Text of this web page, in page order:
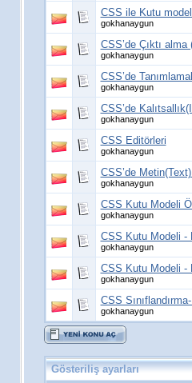
CSS ile Kutu
gokhanaygun
CSS’de Çıktı alma
gokhanaygun
CSS’de
gokhanaygun
CSS’de
gokhanaygun
CSS Editörleri
gokhanaygun
CSS’de
gokhanaygun
CSS Kutu Modeli
gokhanaygun
CSS Kutu Modeli -
gokhanaygun
CSS Kutu Modeli -
gokhanaygun
CSS
gokhanaygun
Gösteriliş ayarları